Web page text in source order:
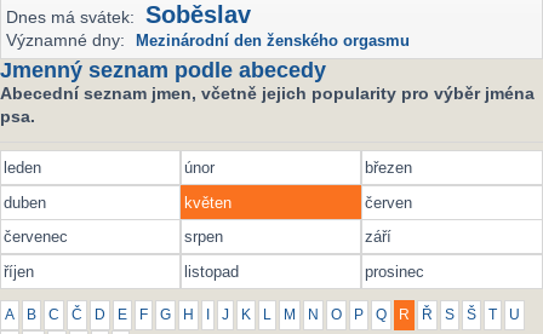
Dnes má svátek: Soběslav
Významné dny: Mezinárodní den ženského orgasmu
Jmenný seznam podle abecedy
Abecední seznam jmen, včetně jejich popularity pro výběr jména
psa.
leden únor
březen
duben
květen
červen
červenec
srpen
září
říjen
listopad prosinec
A B C Č D E F G H J K L M N O P Q R Ř S Š U